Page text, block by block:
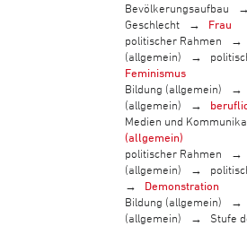
Bevölkerungsaufbau
Geschlecht
Frau
politischer Rahmen
(allgemein)
Feminismus
Bildung (allgemein)
(allgemein)
Medien und
(allgemein)
politischer Rahmen
(allgemein)
Demonstration
Bildung (allgemein)
(allgemein)
Stufe